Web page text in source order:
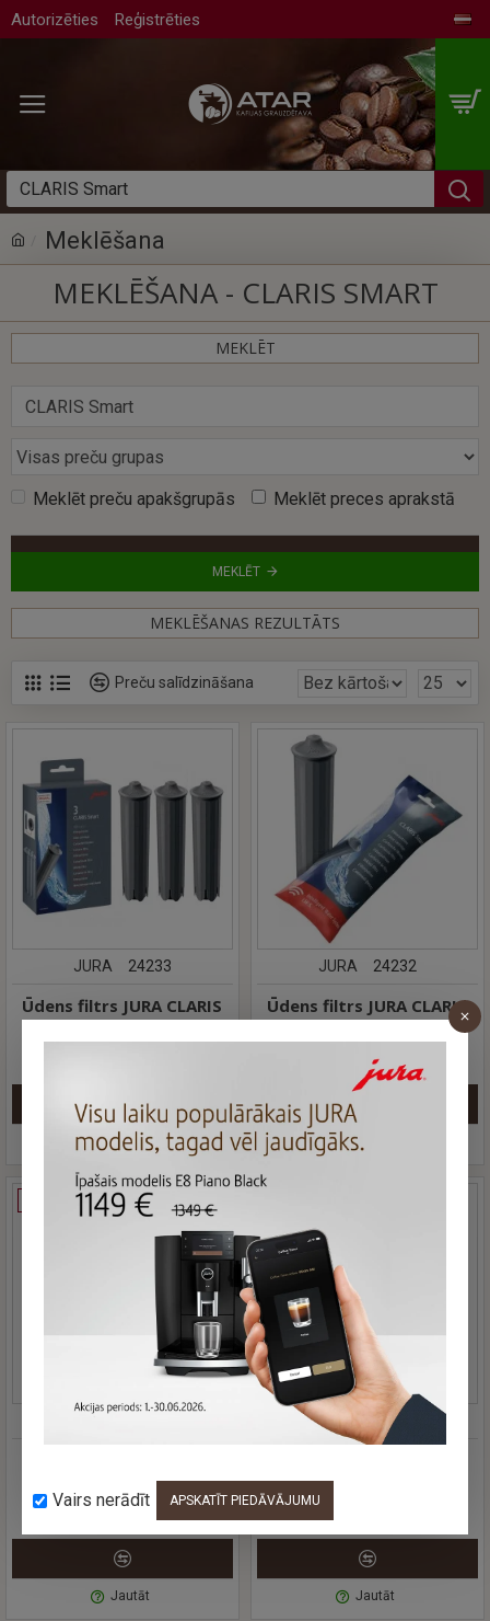
APSKATĪT PIEDĀVĀJUMU
Vairs nerādīt
Autorizēties Reģistrēties
Meklēšana
MEKLĒŠANA - CLARIS SMART
MEKLĒT
Meklēt preču apakšgrupās Meklēt preces aprakstā
MEKLĒT
MEKLĒŠANAS REZULTĀTS
Preču salīdzināšana
JURA 24233
Ūdens filtrs JURA CLARIS
Smart+ , 3 gab.
Jautāt
JURA 24232
Ūdens filtrs JURA CLARIS
Smart, 1 gab.
17.98 €
Jautāt
IZPĀRDOTS
PRO Smart+, 1 gab.
Jautāt
JURA 24146
Pro Smart maxi, 1 gab.
Jautāt